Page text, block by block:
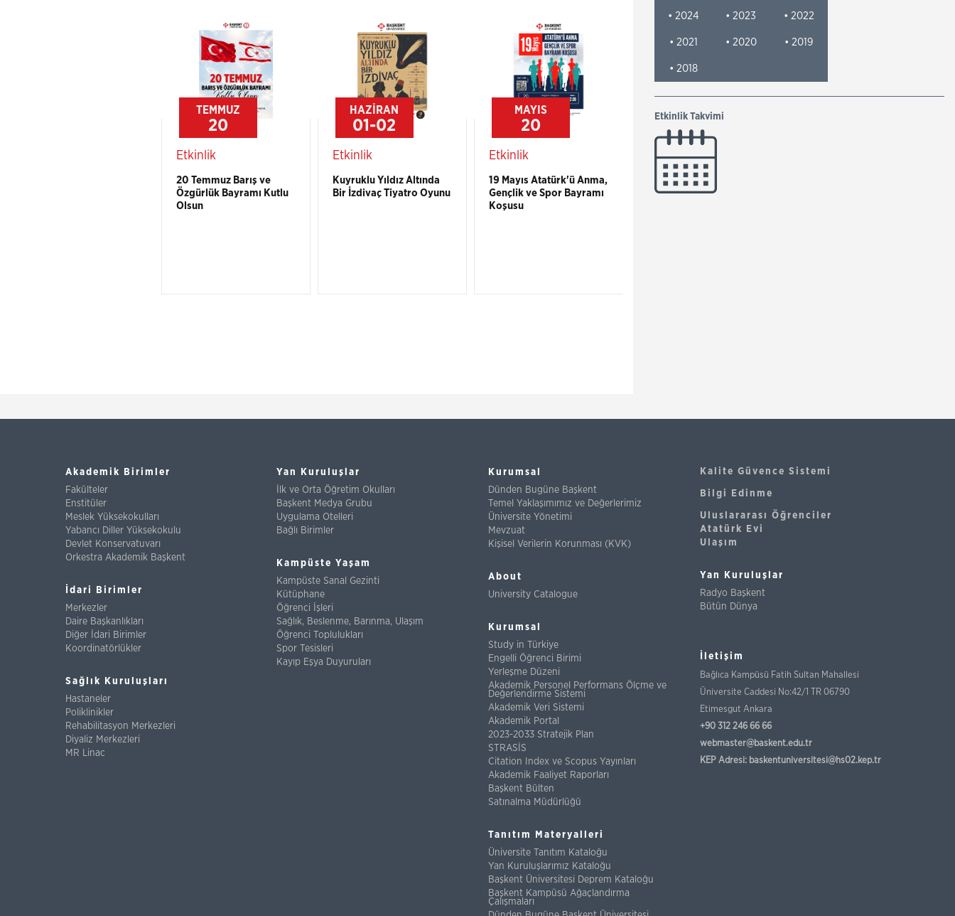
TEMMUZ
20
Etkinlik
20 Temmuz Barış ve
Özgürlük Bayramı Kutlu
Olsun
HAZİRAN
01-02
Etkinlik
Kuyruklu Yıldız Altında
Bir İzdivaç Tiyatro Oyunu
MAYIS
20
Etkinlik
19 Mayıs Atatürk'ü Anma,
Gençlik ve Spor Bayramı
Koşusu
• 2024 • 2023 • 2022
• 2021 • 2020 • 2019
• 2018
Etkinlik Takvimi
Akademik Birimler
Fakülteler
Enstitüler
Meslek Yüksekokulları
Yabancı Diller Yüksekokulu
Devlet Konservatuvarı
Orkestra Akademik Başkent
İdari Birimler
Merkezler
Daire Başkanlıkları
Diğer İdari Birimler
Koordinatörlükler
Sağlık Kuruluşları
Hastaneler
Poliklinikler
Rehabilitasyon Merkezleri
Diyaliz Merkezleri
MR Linac
Yan Kuruluşlar
İlk ve Orta Öğretim Okulları
Başkent Medya Grubu
Uygulama Otelleri
Bağlı Birimler
Kampüste Yaşam
Kampüste Sanal Gezinti
Kütüphane
Öğrenci İşleri
Sağlık, Beslenme, Barınma, Ulaşım
Öğrenci Toplulukları
Spor Tesisleri
Kayıp Eşya Duyuruları
Kurumsal
Dünden Bugüne Başkent
Temel Yaklaşımımız ve Değerlerimiz
Üniversite Yönetimi
Mevzuat
Kişisel Verilerin Korunması (KVK)
About
University Catalogue
Kurumsal
Study in Türkiye
Engelli Öğrenci Birimi
Yerleşme Düzeni
Akademik Personel Performans Ölçme ve
Değerlendirme Sistemi
Akademik Veri Sistemi
Akademik Portal
2023-2033 Stratejik Plan
STRASİS
Citation Index ve Scopus Yayınları
Akademik Faaliyet Raporları
Başkent Bülten
Satınalma Müdürlüğü
Tanıtım Materyalleri
Üniversite Tanıtım Kataloğu
Yan Kuruluşlarımız Kataloğu
Başkent Üniversitesi Deprem Kataloğu
Başkent Kampüsü Ağaçlandırma
Çalışmaları
Kalite Güvence Sistemi
Bilgi Edinme
Uluslararası Öğrenciler
Atatürk Evi
Ulaşım
Yan Kuruluşlar
Radyo Başkent
Bütün Dünya
İletişim
Bağlıca Kampüsü Fatih Sultan Mahallesi
Üniversite Caddesi No:42/1 TR 06790
Etimesgut Ankara
+90 312 246 66 66
webmaster@baskent.edu.tr
KEP Adresi:baskentuniversitesi@hs02.kep.tr